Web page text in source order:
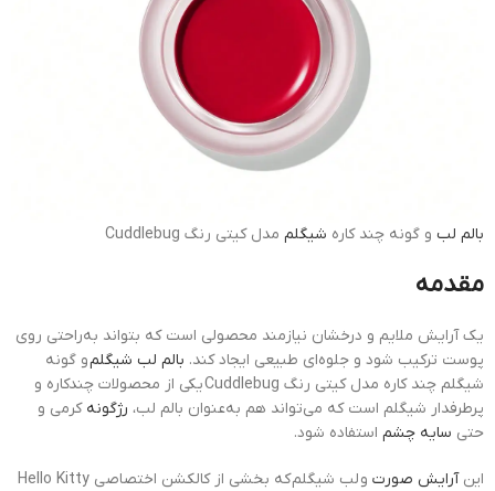
بالم لب و گونه چند کاره شیگلم مدل کیتی رنگ Cuddlebug
مقدمه
یک آرایش ملایم و درخشان نیازمند محصولی است که بتواند به‌راحتی روی
پوست ترکیب شود و جلوه‌ای طبیعی ایجاد کند. بالم لب شیگلمو گونه
شیگلم چند کاره مدل کیتی رنگ Cuddlebug یکی از محصولات چندکاره و
پرطرفدار شیگلم است که می‌تواند هم به‌عنوان بالم لب، رژگونه کرمی و
حتی سایه چشم استفاده شود.
اینآرایش صورت
و لب شیگلم که بخشی از کالکشن اختصاصی Hello Kitty